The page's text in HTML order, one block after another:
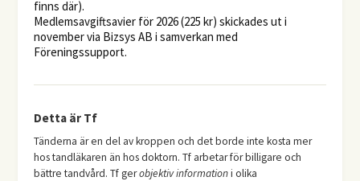
finns där).
Medlemsavgiftsavier för 2026 (225 kr) skickades ut i
november via Bizsys AB i samverkan med
Föreningssupport.
Detta är Tf
Tänderna är en del av kroppen och det borde inte kosta mer
hos tandläkaren än hos doktorn. Tf arbetar för billigare och
bättre tandvård. Tf gerobjektiv informationi olika